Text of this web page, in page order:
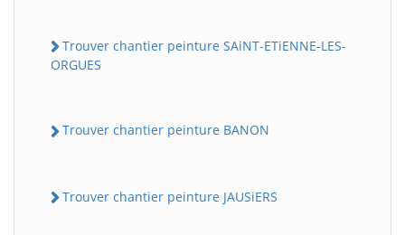
Trouver chantier peinture SAiNT-ETiENNE-LES-
ORGUES
Trouver chantier peinture BANON
Trouver chantier peinture JAUSiERS